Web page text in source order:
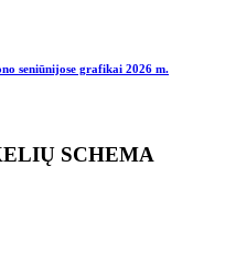
seniūnijose grafikai 2026 m.
SCHEMA